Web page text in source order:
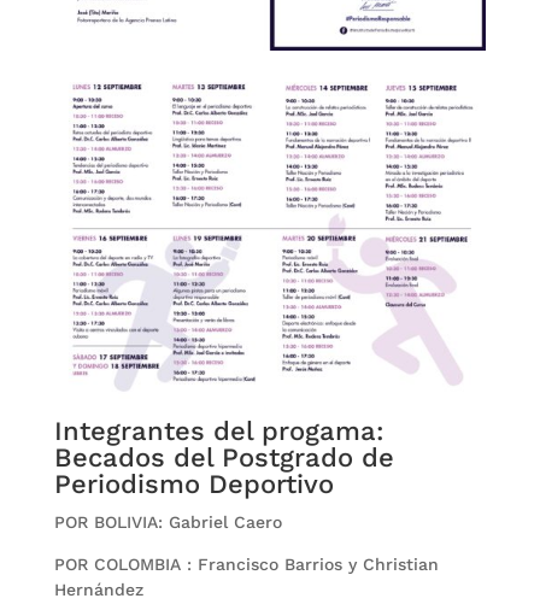
Integrantes del progama:
Becados del Postgrado de
Periodismo Deportivo
POR BOLIVIA: Gabriel Caero
POR COLOMBIA : Francisco Barrios y Christian
Hernández